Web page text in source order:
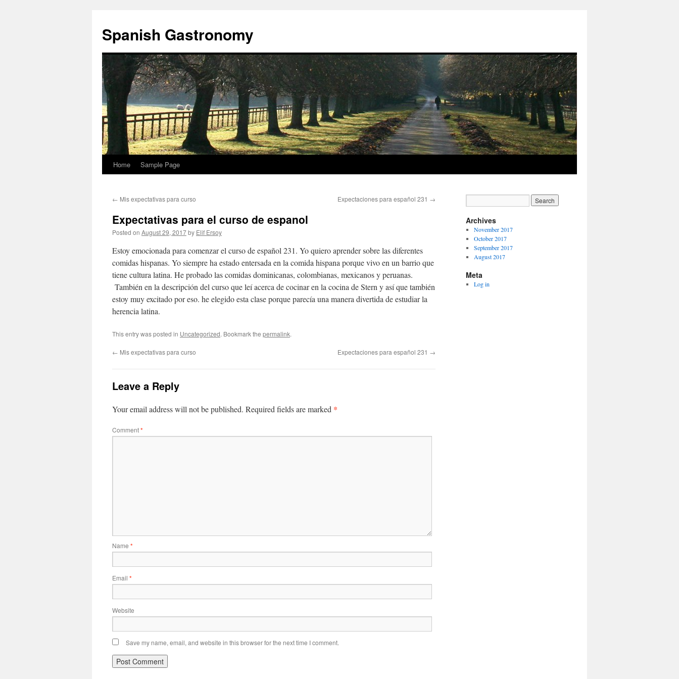
content
Spanish Gastronomy
Home Sample Page
← Mis expectativas para curso Expectaciones para español 231 →
Expectativas para el curso de espanol
Posted on August 29, 2017by Elif Ersoy
Estoy emocionada para comenzar el curso de español 231. Yo quiero aprender sobre las diferentes
comidas hispanas. Yo siempre ha estado entersada en la comida hispana porque vivo en un barrio que
tiene cultura latina. He probado las comidas dominicanas, colombianas, mexicanos y peruanas.
También en la descripción del curso que leí acerca de cocinar en la cocina de Stern y así que también
estoy muy excitado por eso. he elegido esta clase porque parecía una manera divertida de estudiar la
herencia latina.
This entry was posted in Uncategorized. Bookmark the permalink.
← Mis expectativas para curso Expectaciones para español 231 →
Leave a Reply
Your email address will not be published. Required fields are marked *
Comment*
Name *
Email *
Website
Save my name, email, and website in this browser for the next time I comment.
Archives
November 2017
October 2017
September 2017
August 2017
Meta
Log in